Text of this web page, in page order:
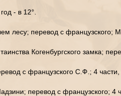
- в 12°.
лесу; перевод с французского;
Когенбургского замка;
с французского С.Ф.; 4
перевод с французского; 4